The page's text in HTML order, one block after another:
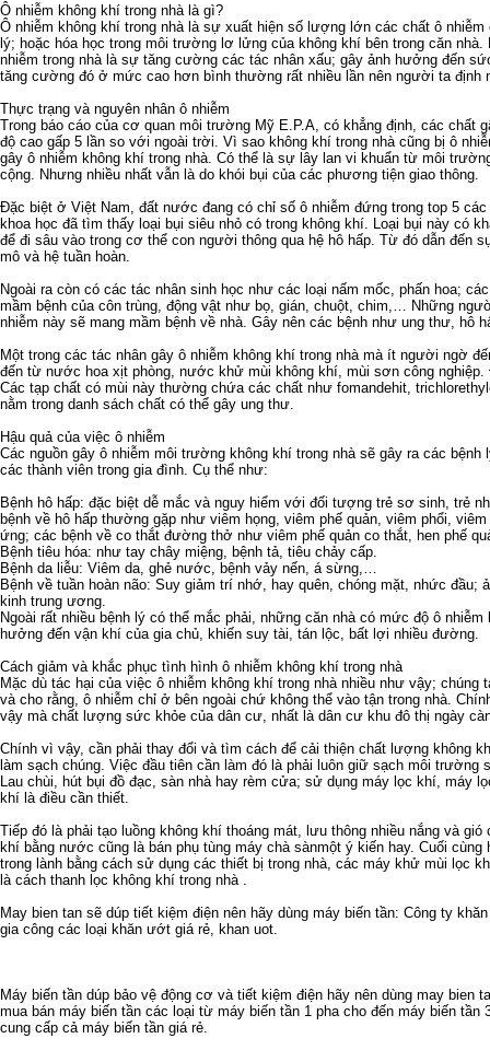
Ô nhiễm không khí trong nhà là gì?
Ô nhiễm không khí trong nhà là sự xuất hiện số lượng lớn các chất ô nhiễm
lý; hoặc hóa học trong môi trường lơ lửng của không khí bên trong căn nhà.
nhiễm trong nhà là sự tăng cường các tác nhân xấu; gây ảnh hưởng đến
tăng cường đó ở mức cao hơn bình thường rất nhiều lần nên người ta định
Thực trạng và nguyên nhân ô nhiễm
Trong báo cáo của cơ quan môi trường Mỹ E.P.A, có khẳng định, các chất
độ cao gấp 5 lần so với ngoài trời. Vì sao không khí trong nhà cũng bị ô
gây ô nhiễm không khí trong nhà. Có thể là sự lây lan vi khuẩn từ môi
cộng. Nhưng nhiều nhất vẫn là do khói bụi của các phương tiện giao thông.
Đặc biệt ở Việt Nam, đất nước đang có chỉ số ô nhiễm đứng trong top 5
khoa học đã tìm thấy loại bụi siêu nhỏ có trong không khí. Loại bụi này có
để đi sâu vào trong cơ thể con người thông qua hệ hô hấp. Từ đó dẫn đến
mô và hệ tuần hoàn.
Ngoài ra còn có các tác nhân sinh học như các loại nấm mốc, phấn hoa;
mầm bệnh của côn trùng, động vật như bọ, gián, chuột, chim,… Những
nhiễm này sẽ mang mầm bệnh về nhà. Gây nên các bệnh như ung thư, hô
Một trong các tác nhân gây ô nhiễm không khí trong nhà mà ít người ngờ
đến từ nước hoa xịt phòng, nước khử mùi không khí, mùi sơn công nghiệp.
Các tạp chất có mùi này thường chứa các chất như fomandehit,
nằm trong danh sách chất có thể gây ung thư.
Hậu quả của việc ô nhiễm
Các nguồn gây ô nhiễm môi trường không khí trong nhà sẽ gây ra các bệnh
các thành viên trong gia đình. Cụ thể như:
Bệnh hô hấp: đặc biệt dễ mắc và nguy hiểm với đối tượng trẻ sơ sinh, trẻ
bệnh về hô hấp thường gặp như viêm họng, viêm phế quản, viêm phổi,
ứng; các bệnh về co thắt đường thở như viêm phế quản co thắt, hen phế
Bệnh tiêu hóa: như tay chây miệng, bệnh tả, tiêu chảy cấp.
Bệnh da liễu: Viêm da, ghẻ nước, bệnh vảy nến, á sừng,…
Bệnh về tuần hoàn não: Suy giảm trí nhớ, hay quên, chóng mặt, nhức đầu;
kinh trung ương.
Ngoài rất nhiều bệnh lý có thể mắc phải, những căn nhà có mức độ ô
hưởng đến vận khí của gia chủ, khiến suy tài, tán lộc, bất lợi nhiều đường.
Cách giảm và khắc phục tình hình ô nhiễm không khí trong nhà
Mặc dù tác hại của việc ô nhiễm không khí trong nhà nhiều như vậy; chúng
và cho rằng, ô nhiễm chỉ ở bên ngoài chứ không thể vào tận trong nhà.
vậy mà chất lượng sức khỏe của dân cư, nhất là dân cư khu đô thị ngày
Chính vì vậy, cần phải thay đổi và tìm cách để cải thiện chất lượng không
làm sạch chúng. Việc đầu tiên cần làm đó là phải luôn giữ sạch môi trường
Lau chùi, hút bụi đồ đạc, sàn nhà hay rèm cửa; sử dụng máy lọc khí, máy
khí là điều cần thiết.
Tiếp đó là phải tạo luồng không khí thoáng mát, lưu thông nhiều nắng và gió
khí bằng nước cũng là bán phụ tùng máy chà sànmột ý kiến hay. Cuối
trong lành bằng cách sử dụng các thiết bị trong nhà, các máy khử mùi lọc
là cách thanh lọc không khí trong nhà .
May bien tan sẽ dúp tiết kiệm điện nên hãy dùng máy biến tần: Công ty
gia công các loại khăn ướt giá rẻ khan uot
Máy biến tần dúp bảo vệ động cơ và tiết kiệm điện hãy nên dùng may bien
mua bán máy biến tần các loại từ máy biến tần 1 pha cho đến máy biến tần
cung cấp cả máy biến tần giá rẻ